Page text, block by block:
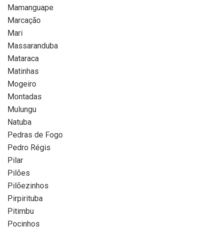
Mamanguape
Marcação
Mari
Massaranduba
Mataraca
Matinhas
Mogeiro
Montadas
Mulungu
Natuba
Pedras de Fogo
Pedro Régis
Pilar
Pilões
Pilõezinhos
Pirpirituba
Pitimbu
Pocinhos